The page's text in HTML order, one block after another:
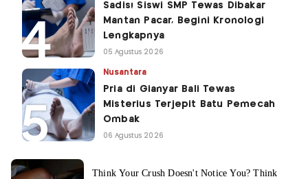
Sadis! Siswi SMP Tewas Dibakar
Mantan Pacar, Begini Kronologi
Lengkapnya
05 Agustus 2026
Nusantara
Pria di Gianyar Bali Tewas
Misterius Terjepit Batu Pemecah
Ombak
06 Agustus 2026